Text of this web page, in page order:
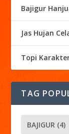
Bajigur
Jas Hujan
Topi
TAG
BAJIGUR (4)